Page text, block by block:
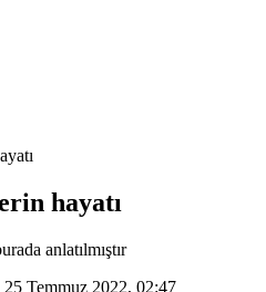
hayatı
anlatılmıştır
25 Temmuz 2022, 02:47